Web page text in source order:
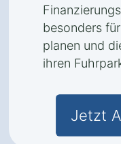
besonders
planen und
ihren
Jetzt